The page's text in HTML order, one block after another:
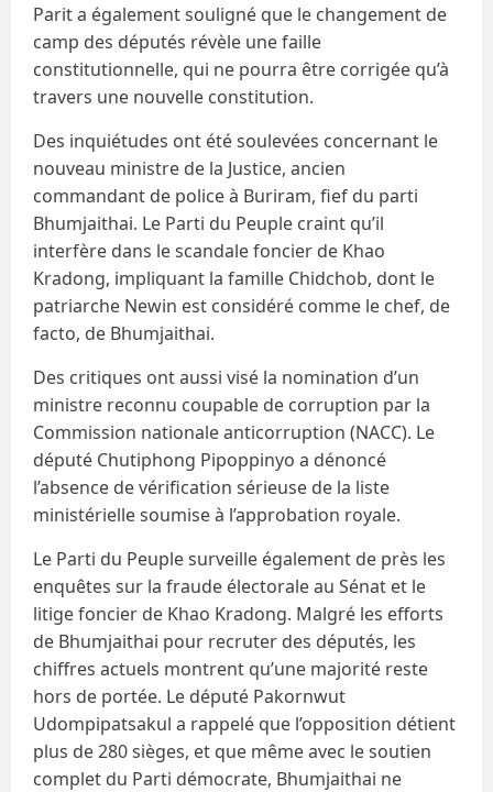
Parit a également souligné que le changement de
camp des députés révèle une faille
constitutionnelle, qui ne pourra être corrigée qu’à
travers une nouvelle constitution.
Des inquiétudes ont été soulevées concernant le
nouveau ministre de la Justice, ancien
commandant de police à Buriram, fief du parti
Bhumjaithai. Le Parti du Peuple craint qu’il
interfère dans le scandale foncier de Khao
Kradong, impliquant la famille Chidchob, dont le
patriarche Newin est considéré comme le chef, de
facto, de Bhumjaithai.
Des critiques ont aussi visé la nomination d’un
ministre reconnu coupable de corruption par la
Commission nationale anticorruption (NACC). Le
député Chutiphong Pipoppinyo a dénoncé
l’absence de vérification sérieuse de la liste
ministérielle soumise à l’approbation royale.
Le Parti du Peuple surveille également de près les
enquêtes sur la fraude électorale au Sénat et le
litige foncier de Khao Kradong. Malgré les efforts
de Bhumjaithai pour recruter des députés, les
chiffres actuels montrent qu’une majorité reste
hors de portée. Le député Pakornwut
Udompipatsakul a rappelé que l’opposition détient
plus de 280 sièges, et que même avec le soutien
complet du Parti démocrate, Bhumjaithai ne